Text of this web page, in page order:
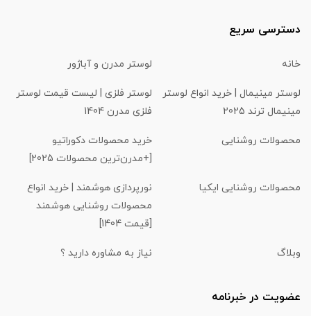
دسترسی سریع
خانه لوستر مدرن و آباژور
لوستر مینیمال | خرید انواع لوستر
مینیمال ترند 2025
لوستر فلزی | لیست قیمت لوستر
فلزی مدرن 1404
محصولات روشنایی
خرید محصولات دکوراتیو
[+مدرن‌ترین محصولات 2025]
محصولات روشنایی ایکیا
نورپردازی هوشمند | خرید انواع
محصولات روشنایی هوشمند
[قیمت 1404]
وبلاگ نیاز به مشاوره دارید ؟
عضویت در خبرنامه